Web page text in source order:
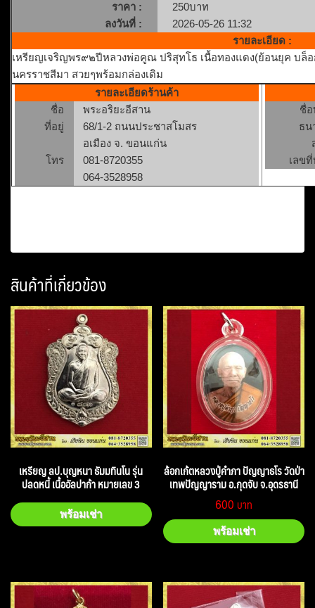
ราคา :
250บาท
ลงวันที่ :
2026-05-26 11:32
รายละเอียด :
เหรียญเจริญพร๙๒ปีหลวงพ่อคูณ ปริสุทโธ เนื้อทองแดง(ย้อนยุค บล็
นครราชสีมา สวยๆพร้อมกล่องเดิม
รายละเอียดร้านค้า
ชื่อ
พระอริยะอีสาน
ที่อยู่
68/1-2 ถนนประชาสโมสร
อเมือง จ. ขอนแก่น
โทร
081-8720355
064-3528958
ชื่
ธน
เลข
สินค้าที่เกี่ยวข้อง
เหรียญ ลป.บุญหนา ธัมมทินโน รุ่น
ปลดหนี้ เนื้ออัลปาก้า หมายเลข 3
พร้อมเช่า
ล้อกเก้ตหลวงปู่คำภา ปัญญาธโร วัดป่า
เทพปัญญาราม อ.กุดจับ จ.อุดรธานี
600
พร้อมเช่า